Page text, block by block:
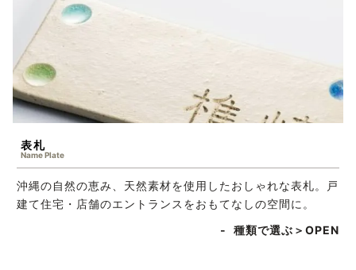
表札
Name Plate
沖縄の自然の恵み、天然素材を使用したおしゃれな表札。戸
建て住宅・店舗のエントランスをおもてなしの空間に。
種類で選ぶ＞